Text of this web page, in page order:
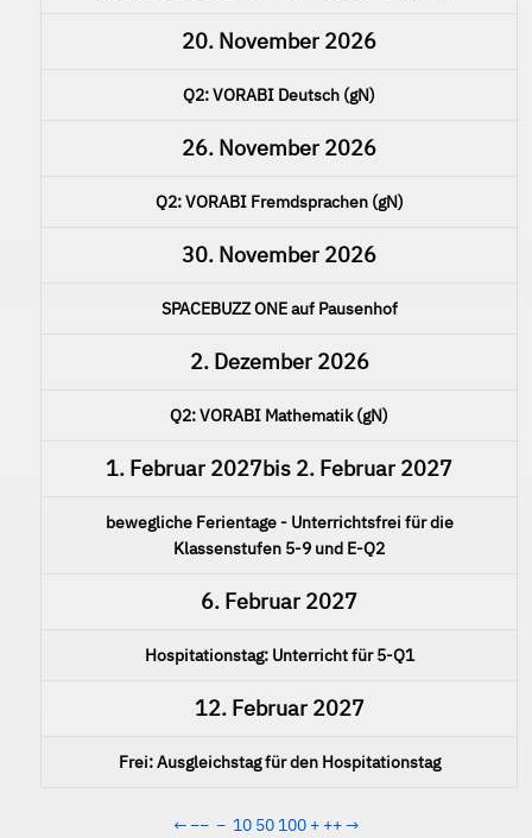
20. November 2026
Q2: VORABI Deutsch (gN)
26. November 2026
Q2: VORABI Fremdsprachen (gN)
30. November 2026
SPACEBUZZ ONE auf Pausenhof
2. Dezember 2026
Q2: VORABI Mathematik (gN)
1. Februar 2027bis 2. Februar 2027
bewegliche Ferientage - Unterrichtsfrei für die
Klassenstufen 5-9 und E-Q2
6. Februar 2027
Hospitationstag: Unterricht für 5-Q1
12. Februar 2027
Frei: Ausgleichstag für den Hospitationstag
← −− − 10 50 100 + ++→